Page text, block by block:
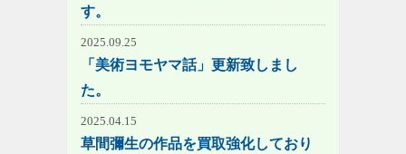
す。
2025.09.25
「美術ヨモヤマ話」更新致しまし
た。
2025.04.15
草間彌生の作品を買取強化しており